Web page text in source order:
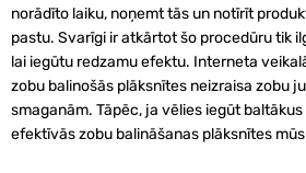
norādīto laiku, noņemt tās un notīrīt
pastu. Svarīgi ir atkārtot šo procedūru tik
lai iegūtu redzamu efektu. Interneta
zobu balinošās plāksnītes neizraisa zobu
smaganām. Tāpēc, ja vēlies iegūt
efektīvās zobu balināšanas plāksnītes